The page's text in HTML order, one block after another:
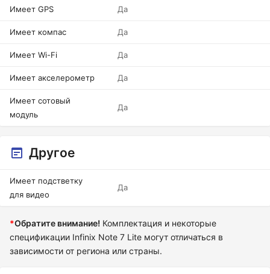
Имеет GPS Да
Имеет компас Да
Имеет Wi-Fi Да
Имеет акселерометр Да
Имеет сотовый
модуль
Да
Другое
Имеет подстветку
для видео
Да
*Обратите внимание! Комплектация и некоторые
спецификации Infinix Note 7 Lite могут отличаться в
зависимости от региона или страны.